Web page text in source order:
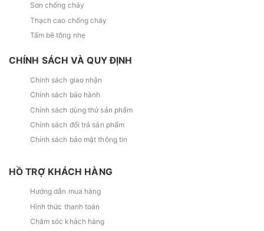
Sơn chống cháy
Thạch cao chống cháy
Tấm bê tông nhẹ
CHÍNH SÁCH VÀ QUY ĐỊNH
Chính sách giao nhận
Chính sách bảo hành
Chính sách dùng thử sản phẩm
Chính sách đổi trả sản phẩm
Chính sách bảo mật thông tin
HỒ TRỢ KHÁCH HÀNG
Hướng dẫn mua hàng
Hình thức thanh toán
Chăm sóc khách hàng